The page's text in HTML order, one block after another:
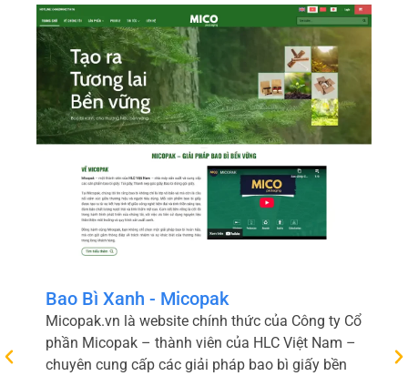
Bao Bì Xanh - Micopak
Micopak.vn là website chính thức của Công ty Cổ
phần Micopak – thành viên của HLC Việt Nam –
chuyên cung cấp các giải pháp bao bì giấy bền